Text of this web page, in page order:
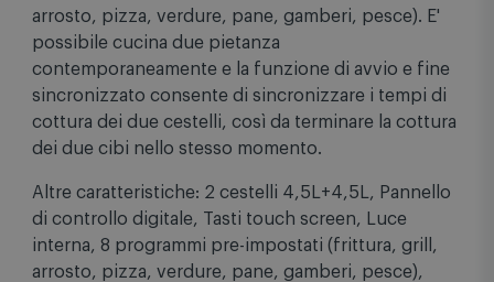
arrosto, pizza, verdure, pane, gamberi, pesce). E'
possibile cucina due pietanza
contemporaneamente e la funzione di avvio e fine
sincronizzato consente di sincronizzare i tempi di
cottura dei due cestelli, così da terminare la cottura
dei due cibi nello stesso momento.
Altre caratteristiche: 2 cestelli 4,5L+4,5L, Pannello
di controllo digitale, Tasti touch screen, Luce
interna, 8 programmi pre-impostati (frittura, grill,
arrosto, pizza, verdure, pane, gamberi, pesce),